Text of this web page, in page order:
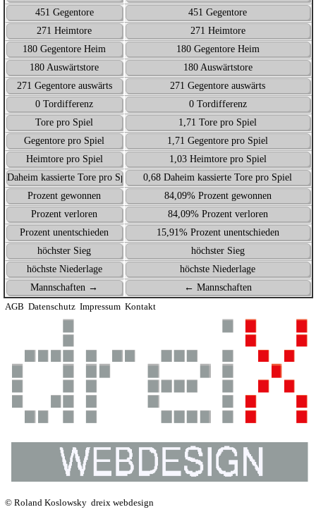
451 Gegentore
451 Gegentore
271 Heimtore
271 Heimtore
180 Gegentore Heim
180 Gegentore Heim
180 Auswärtstore
180 Auswärtstore
271 Gegentore auswärts
271 Gegentore auswärts
0 Tordifferenz
0 Tordifferenz
Tore pro Spiel
1,71 Tore pro Spiel
Gegentore pro Spiel
1,71 Gegentore pro Spiel
Heimtore pro Spiel
1,03 Heimtore pro Spiel
Daheim kassierte Tore pro Spiel
0,68 Daheim kassierte Tore pro Spiel
Prozent gewonnen
84,09% Prozent gewonnen
Prozent verloren
84,09% Prozent verloren
Prozent unentschieden
15,91% Prozent unentschieden
höchster Sieg
höchster Sieg
höchste Niederlage
höchste Niederlage
Mannschaften →
← Mannschaften
AGB Datenschutz Impressum Kontakt
© Roland Koslowsky dreix webdesign